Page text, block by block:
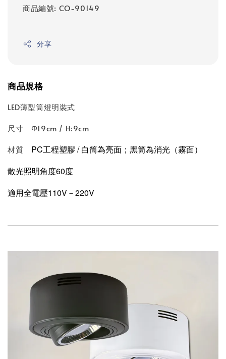
商品編號: CO-90149
分享
商品規格
LED薄型筒燈明裝式
尺寸 Φ19cm / H:9cm
材質 PC工程塑膠 /白筒為亮面；黑筒為消光（霧面）
散光照明角度60度
適用全電壓110V－220V